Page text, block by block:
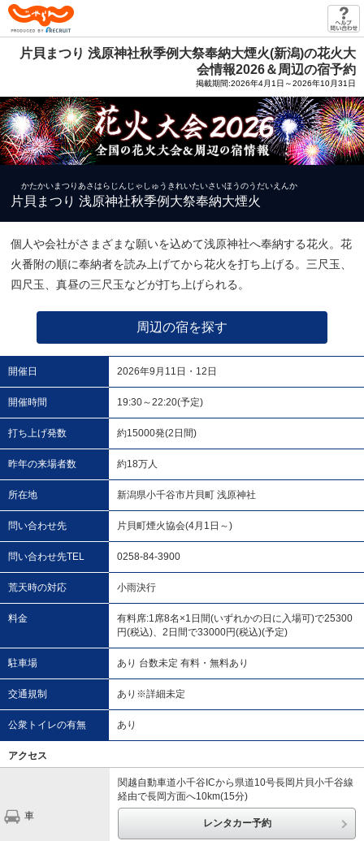
片貝まつり 浅原神社秋季例大祭奉納大煙火(新潟)の花火大
会情報2026＆周辺の宿予約
掲載期間:2026年4月1日～2026年10月31日
かたかいまつりあさはらじんじゃしゅうきれいたいさいほうのうだいえんか
片貝まつり 浅原神社秋季例大祭奉納大煙火
個人や会社がさまざまな願いを込めて浅原神社へ奉納する花火。花
火番附の順に奉納者を読み上げてから花火を打ち上げる。三尺玉、
四尺玉、真昼の三尺玉などが打ち上げられる。
周辺の宿を探す
開催日 2026年9月11日・12日
開催時間 19:30～22:20(予定)
打ち上げ発数 約15000発(2日間)
昨年の来場者数 約18万人
所在地 新潟県小千谷市片貝町 浅原神社
問い合わせ先 片貝町煙火協会(4月1日～)
問い合わせ先TEL 0258-84-3900
荒天時の対応 小雨決行
料金
有料席:1席8名×1日間(いずれかの日に入場可)で25300
円(税込)、2日間で33000円(税込)(予定)
駐車場 あり 台数未定 有料・無料あり
交通規制 あり※詳細未定
公衆トイレの有無 あり
アクセス
車
関越自動車道小千谷ICから県道10号長岡片貝小千谷線
経由で長岡方面へ10km(15分)
レンタカー予約